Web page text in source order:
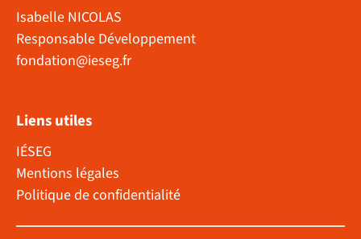
Isabelle NICOLAS
Responsable Développement
fondation@ieseg.fr
Liens utiles
IÉSEG
Mentions légales
Politique de confidentialité